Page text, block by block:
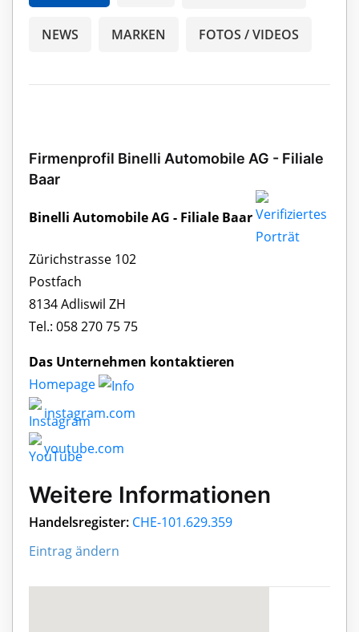
NEWS MARKEN FOTOS / VIDEOS
Firmenprofil Binelli Automobile AG - Filiale
Baar
Binelli Automobile AG - Filiale Baar
Zürichstrasse 102
Postfach
8134 Adliswil ZH
Tel.: 058 270 75 75
Das Unternehmen kontaktieren
Homepage
instagram.com
youtube.com
Weitere Informationen
Handelsregister: CHE-101.629.359
Eintrag ändern